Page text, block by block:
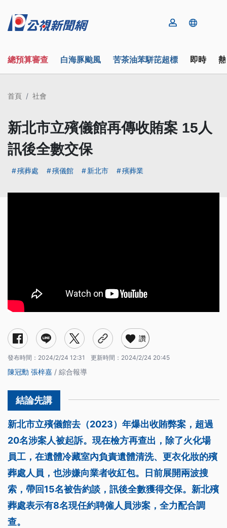
總預算審查 白海豚颱風 苦茶油苯駢芘超標 即時
首頁 社會
新北市立殯儀館再傳收賄案 15人
訊後全數交保
殯葬處 殯儀館 新北市 殯葬業
讚
發布時間： 2024/2/24 12:31 更新時間： 2024/2/24 20:45
陳冠勳 張梓嘉 / 綜合報導
新北市立殯儀館去（2023）年爆出收賄弊案，超過
20名涉案人被起訴。現在檢方再查出，除了火化場
員工，在遺體冷藏室內負責遺體清洗、更衣化妝的殯
葬處人員，也涉嫌向業者收紅包。日前展開兩波搜
索，帶回15名被告約談，訊後全數獲得交保。新北殯
葬處表示有8名現任約聘僱人員涉案，全力配合調
查。